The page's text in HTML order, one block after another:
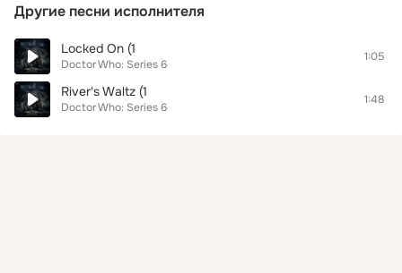
Другие песни исполнителя
Locked On (1
Doctor Who: Series 6
1:05
River's Waltz (1
Doctor Who: Series 6
1:48